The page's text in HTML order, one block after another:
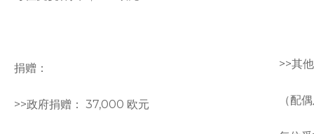
捐赠：
>>政府捐赠： 37,000 欧元
>>其
（配